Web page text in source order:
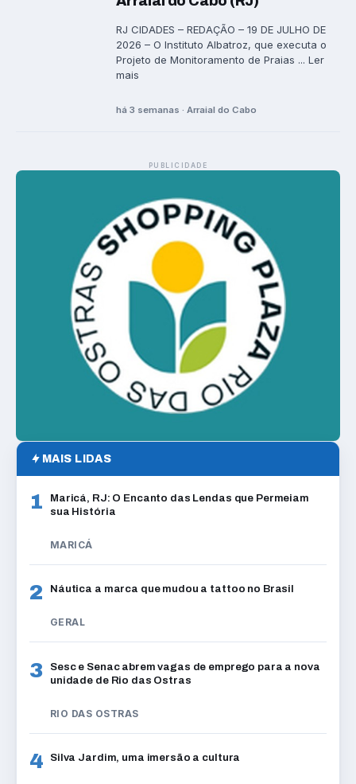
RJ CIDADES – REDAÇÃO – 19 DE JULHO DE
2026 – O Instituto Albatroz, que executa o
Projeto de Monitoramento de Praias ... Ler
mais
há 3 semanas · Arraial do Cabo
PUBLICIDADE
MAIS LIDAS
1
Maricá, RJ: O Encanto das Lendas que Permeiam
sua História
MARICÁ
2 Náutica a marca que mudou a tattoo no Brasil
GERAL
3
Sesc e Senac abrem vagas de emprego para a nova
unidade de Rio das Ostras
RIO DAS OSTRAS
4 Silva Jardim, uma imersão a cultura